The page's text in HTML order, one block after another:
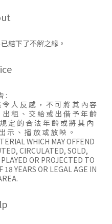
結下了不解之緣。
:
人 反 感 ， 不 可 將 其 內 容
租 、 交 給 或 出 借 予 年 齡
定 的 合 法 年 齡 或 將 其 內
示 、 播 放 或 放 映 。
WHICH MAY OFFEND
CIRCULATED, SOLD,
OR PROJECTED TO
YEARS OR LEGAL AGE IN